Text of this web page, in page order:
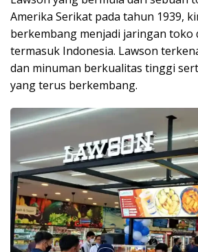
Amerika Serikat pada tahun 1939,
berkembang menjadi jaringan toko
termasuk Indonesia. Lawson
dan minuman berkualitas tinggi
yang terus berkembang.